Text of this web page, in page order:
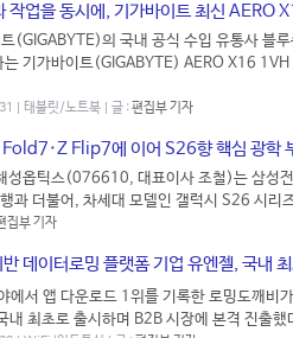
작업을 동시에, 기가바이트 최신 AERO
(GIGABYTE)의 국내 공식 수입 유통사 블
는 기가바이트(GIGABYTE) AERO X16
| 태블릿/노트북 | 글 :편집부 기자
Fold7·Z Flip7에 이어 S26향 핵심 광학
성옵틱스(076610, 대표이사 조철)는 삼성
과 더불어, 차세대 모델인 갤럭시 S26 시리
집부 기자
데이터로밍 플랫폼 기업 유엔젤, 국내
에서 앱 다운로드 1위를 기록한 로밍도깨비
내 최초로 출시하며 B2B 시장에 본격 진출